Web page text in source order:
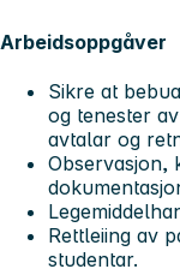
Arbeidsoppgåver
Sikre at
og tenester
avtalar og
Observasjon,
Rettleiing av
studentar.